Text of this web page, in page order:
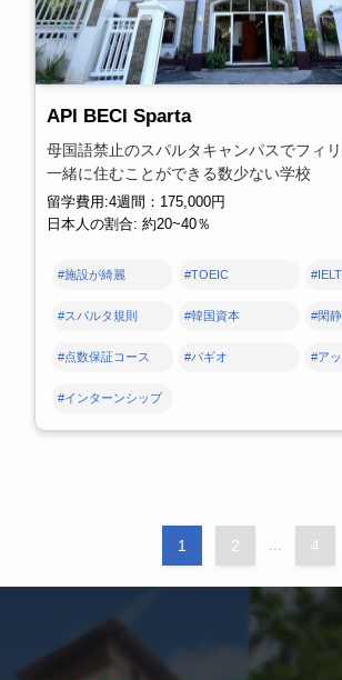
API BECI Sparta
母国語禁止のスパルタキャンパスでフィ
一緒に住むことができる数少ない学校
留学費用:4週間：175,000円
日本人の割合: 約20~40％
#施設が綺麗 #TOEIC
#スパルタ規則 #韓国資本 #閑
#点数保証コース #バギオ #ア
#インターンシップ
1 2 ... 4